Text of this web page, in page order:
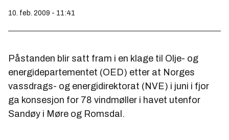
10. feb. 2009 - 11:41
Påstanden blir satt fram i en klage til Olje- og
energidepartementet (OED) etter at Norges
vassdrags- og energidirektorat (NVE) i juni i fjor
ga konsesjon for 78 vindmøller i havet utenfor
Sandøy i Møre og Romsdal.